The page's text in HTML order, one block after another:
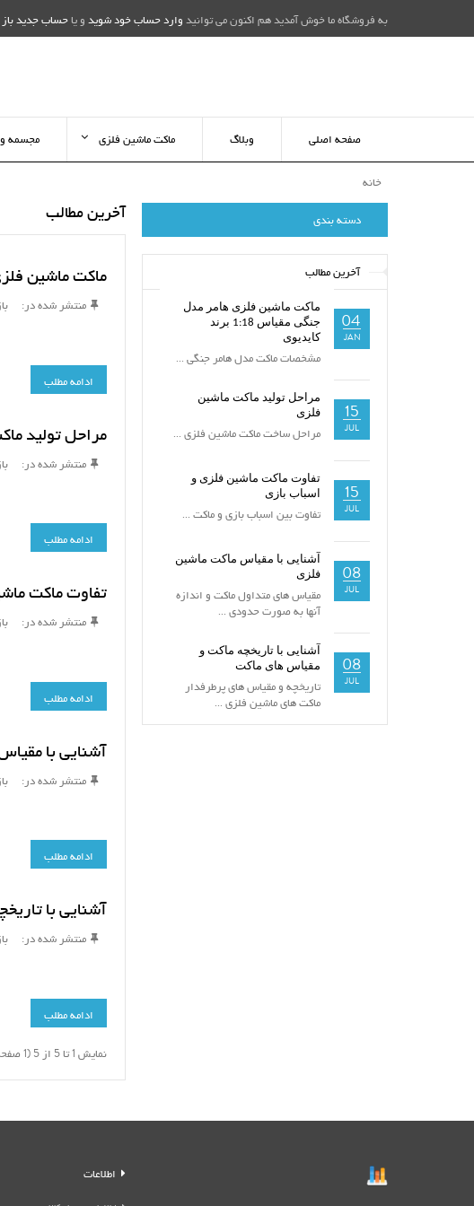
به فروشگاه ما خوش آمدید هم اکنون می توانید وارد حساب خود شوید و یاحساب جدید باز
صفحه اصلی وبلاگ ماکت ماشین فلزی مجسمه
خانه
دسته بندی
آخرین مطالب
04
JAN
ماکت ماشین فلزی هامر مدل
جنگی مقیاس 1:18 برند
کایدیوی
مشخصات ماکت مدل هامر جنگی ...
15
JUL
مراحل تولید ماکت ماشین
فلزی
مراحل ساخت ماکت ماشین فلزی ...
15
JUL
تفاوت ماکت ماشین فلزی و
اسباب بازی
تفاوت بین اسباب بازی و ماکت ...
08
JUL
آشنایی با مقیاس ماکت ماشین
فلزی
مقياس های متداول ماكت و اندازه
آنها به صورت حدودی ...
08
JUL
آشنایی با تاریخچه ماکت و
مقیاس های ماکت
تاریخچه و مقیاس های پرطرفدار
ماکت های ماشین فلزی ...
آخرین مطالب
ماکت ماشین فلزی
منتشر شده در:
ادامه مطلب
مراحل تولید
منتشر شده در:
ادامه مطلب
تفاوت ماکت
منتشر شده در:
ادامه مطلب
آشنایی با
منتشر شده در:
ادامه مطلب
آشنایی با
منتشر شده در:
ادامه مطلب
نمایش 1 تا 5 از 5 (1 صفحه ها)
اطلاعات